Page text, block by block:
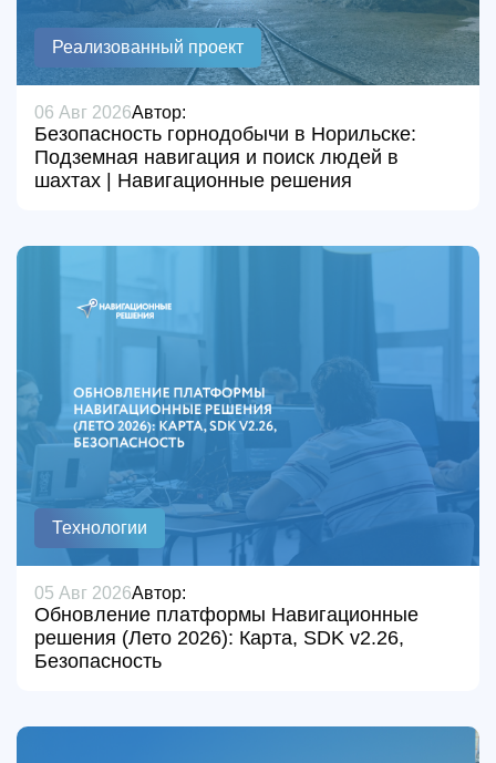
Реализованный проект
06 Авг 2026Автор:
Безопасность горнодобычи в Норильске:
Подземная навигация и поиск людей в
шахтах | Навигационные решения
Технологии
05 Авг 2026Автор:
Обновление платформы Навигационные
решения (Лето 2026): Карта, SDK v2.26,
Безопасность